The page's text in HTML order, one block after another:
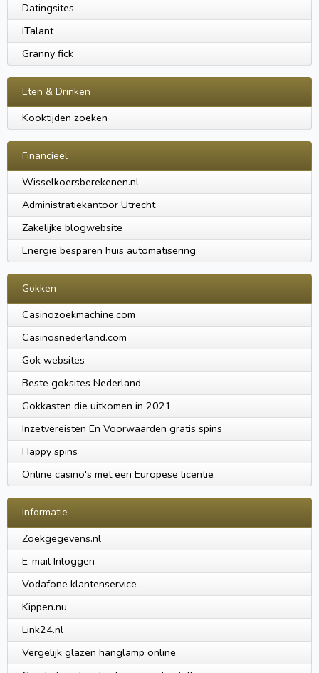
Datingsites
ITalant
Granny fick
Eten & Drinken
Kooktijden zoeken
Financieel
Wisselkoersberekenen.nl
Administratiekantoor Utrecht
Zakelijke blogwebsite
Energie besparen huis automatisering
Gokken
Casinozoekmachine.com
Casinosnederland.com
Gok websites
Beste goksites Nederland
Gokkasten die uitkomen in 2021
Inzetvereisten En Voorwaarden gratis spins
Happy spins
Online casino's met een Europese licentie
Informatie
Zoekgegevens.nl
E-mail Inloggen
Vodafone klantenservice
Kippen.nu
Link24.nl
Vergelijk glazen hanglamp online